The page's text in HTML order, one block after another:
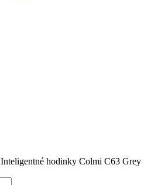
Inteligentné hodinky Colmi C63 Grey